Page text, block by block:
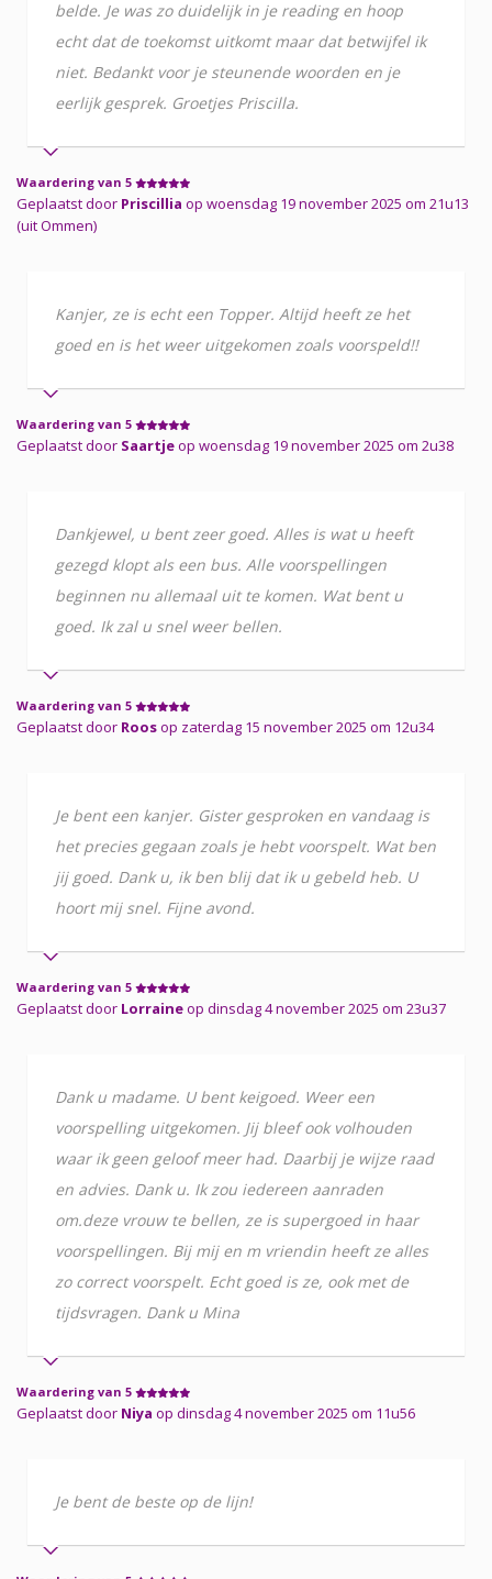
belde. Je was zo duidelijk in je reading en hoop
echt dat de toekomst uitkomt maar dat betwijfel ik
niet. Bedankt voor je steunende woorden en je
eerlijk gesprek. Groetjes Priscilla.
Waardering van 5
Geplaatst door Priscillia op woensdag 19 november 2025 om 21u13
(uit Ommen)
Kanjer, ze is echt een Topper. Altijd heeft ze het
goed en is het weer uitgekomen zoals voorspeld!!
Waardering van 5
Geplaatst door Saartjeop woensdag 19 november 2025 om 2u38
Dankjewel, u bent zeer goed. Alles is wat u heeft
gezegd klopt als een bus. Alle voorspellingen
beginnen nu allemaal uit te komen. Wat bent u
goed. Ik zal u snel weer bellen.
Waardering van 5
Geplaatst door Roosop zaterdag 15 november 2025 om 12u34
Je bent een kanjer. Gister gesproken en vandaag is
het precies gegaan zoals je hebt voorspelt. Wat ben
jij goed. Dank u, ik ben blij dat ik u gebeld heb. U
hoort mij snel. Fijne avond.
Waardering van 5
Geplaatst door Lorraineop dinsdag 4 november 2025 om 23u37
Dank u madame. U bent keigoed. Weer een
voorspelling uitgekomen. Jij bleef ook volhouden
waar ik geen geloof meer had. Daarbij je wijze raad
en advies. Dank u. Ik zou iedereen aanraden
om.deze vrouw te bellen, ze is supergoed in haar
voorspellingen. Bij mij en m vriendin heeft ze alles
zo correct voorspelt. Echt goed is ze, ook met de
tijdsvragen. Dank u Mina
Waardering van 5
Geplaatst door Niya op dinsdag 4 november 2025 om 11u56
Je bent de beste op de lijn!